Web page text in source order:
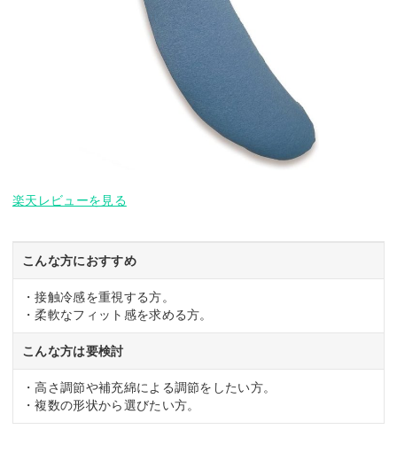
楽天レビューを見る
こんな方におすすめ
・接触冷感を重視する方。
・柔軟なフィット感を求める方。
こんな方は要検討
・高さ調節や補充綿による調節をしたい方。
・複数の形状から選びたい方。